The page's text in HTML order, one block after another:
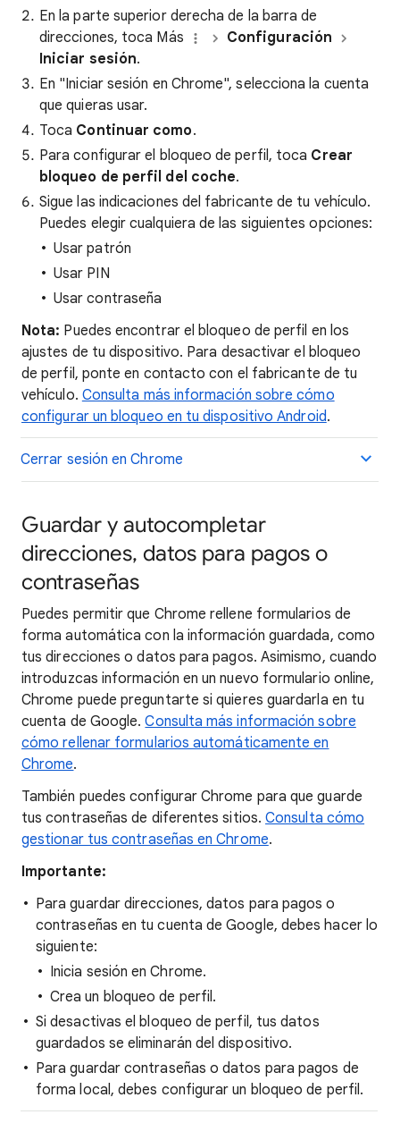
En la parte superior derecha de la barra de
direcciones, toca Más
Configuración
Iniciar sesión.
En "Iniciar sesión en Chrome", selecciona la cuenta
que quieras usar.
Toca Continuar como.
Para configurar el bloqueo de perfil, toca Crear
bloqueo de perfil del coche.
Sigue las indicaciones del fabricante de tu vehículo.
Puedes elegir cualquiera de las siguientes opciones:
Usar patrón
Usar PIN
Usar contraseña
Nota: Puedes encontrar el bloqueo de perfil en los
ajustes de tu dispositivo. Para desactivar el bloqueo
de perfil, ponte en contacto con el fabricante de tu
vehículo. Consulta más información sobre cómo
configurar un bloqueo en tu dispositivo Android.
Cerrar sesión en Chrome
Guardar y autocompletar
direcciones, datos para pagos o
contraseñas
Puedes permitir que Chrome rellene formularios de
forma automática con la información guardada, como
tus direcciones o datos para pagos. Asimismo, cuando
introduzcas información en un nuevo formulario online,
Chrome puede preguntarte si quieres guardarla en tu
cuenta de Google.Consulta más información sobre
cómo rellenar formularios automáticamente en
Chrome.
También puedes configurar Chrome para que guarde
tus contraseñas de diferentes sitios.Consulta cómo
gestionar tus contraseñas en Chrome.
Importante:
Para guardar direcciones, datos para pagos o
contraseñas en tu cuenta de Google, debes hacer lo
siguiente:
Inicia sesión en Chrome.
Crea un bloqueo de perfil.
Si desactivas el bloqueo de perfil, tus datos
guardados se eliminarán del dispositivo.
Para guardar contraseñas o datos para pagos de
forma local, debes configurar un bloqueo de perfil.